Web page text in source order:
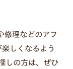
修理などのアフ
しくなるよう
しの方は、ぜひ